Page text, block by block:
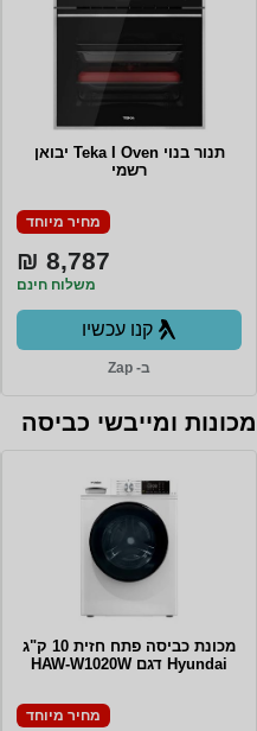
תנור בנוי Teka I Oven יבואן
רשמי
מחיר מיוחד
8,787 ₪
משלוח חינם
קנו עכשיו
ב- Zap
מכונות ומייבשי כביסה
מכונת כביסה פתח חזית 10 ק"ג
Hyundai דגם HAW-W1020W
מחיר מיוחד